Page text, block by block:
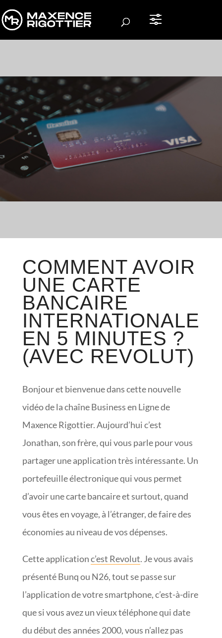
COMMENT AVOIR
UNE CARTE
BANCAIRE
INTERNATIONALE
EN 5 MINUTES ?
(AVEC REVOLUT)
Bonjour et bienvenue dans cette nouvelle
vidéo de la chaîne Business en Ligne de
Maxence Rigottier. Aujourd’hui c’est
Jonathan, son frère, qui vous parle pour vous
partager une application très intéressante. Un
portefeuille électronique qui vous permet
d’avoir une carte bancaire et surtout, quand
vous êtes en voyage, à l’étranger, de faire des
économies au niveau de vos dépenses.
Cette applicationc’est Revolut. Je vous avais
présenté Bunq ou N26, tout se passe sur
l’application de votre smartphone, c’est-à-dire
que si vous avez un vieux téléphone qui date
du début des années 2000, vous n’allez pas